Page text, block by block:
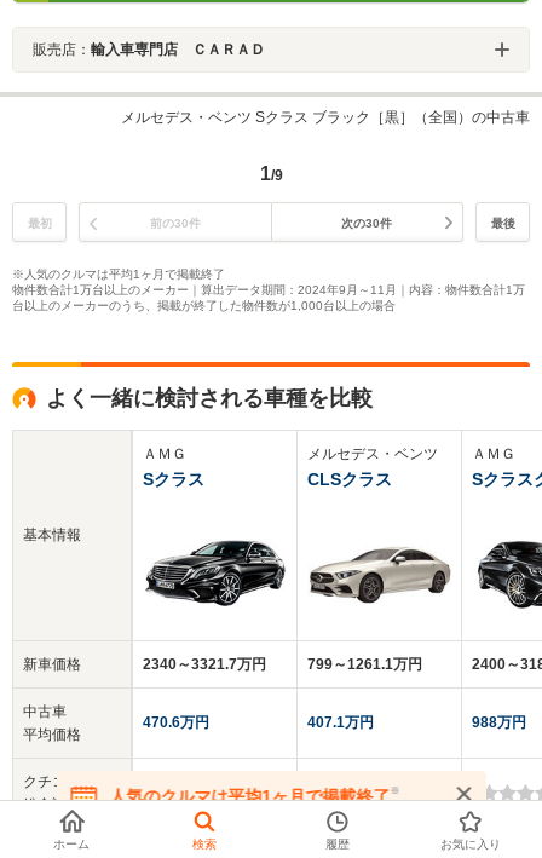
販売店： 輸入車専門店 ＣＡＲＡＤ
メルセデス・ベンツ Sクラス ブラック［黒］（全国）の中古車
1/9
最初 前の30件 次の30件 最後
※人気のクルマは平均1ヶ月で掲載終了
物件数合計1万台以上のメーカー｜算出データ期間：2024年9月～11月｜内容：物件数合計1万
台以上のメーカーのうち、掲載が終了した物件数が1,000台以上の場合
よく一緒に検討される車種を比較
基本情報
新車価格
中古車
平均価格
クチコミ
総合評価
乗車定員
ＡＭＧ
Sクラス
2340～3321.7万円
470.6万円
-
メルセデス・ベンツ
CLSクラス
799～1261.1万円
407.1万円
4.0
5人
ＡＭＧ
Sクラス
2400～
988万円
4人
人気のクルマは平均1ヶ月で掲載終了※
在庫が無くなる前にお問い合わせください
ホーム 検索 履歴 お気に入り